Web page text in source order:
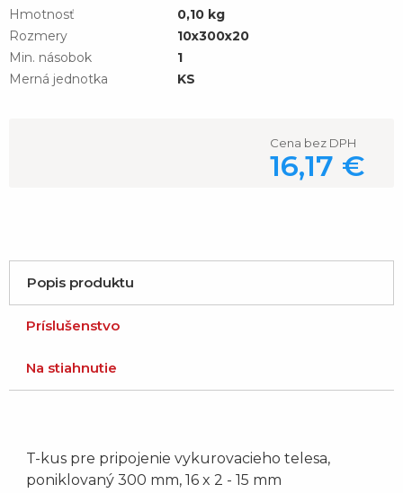
Hmotnosť
0,10 kg
Rozmery
10x300x20
Min. násobok
1
Merná jednotka
KS
Cena bez DPH
16,17 €
Popis produktu
Príslušenstvo
Na stiahnutie
T-kus pre pripojenie vykurovacieho telesa,
poniklovaný 300 mm, 16 x 2 - 15 mm